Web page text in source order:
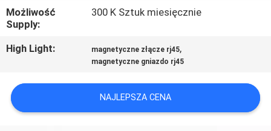
POPROSIĆ
O
WYCENĘ
SITEMAP
Możliwość
Supply:
300 K Sztuk miesięcznie
High Light: magnetyczne złącze rj45,
magnetyczne gniazdo rj45
NAJLEPSZA CENA